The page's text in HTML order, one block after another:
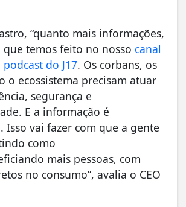
“quanto mais informações,
que temos feito no nosso canal
podcast do J17. Os corbans, os
o ecossistema precisam atuar
segurança e
E a informação é
Isso vai fazer com que a gente
como
mais pessoas, com
no consumo”, avalia o CEO